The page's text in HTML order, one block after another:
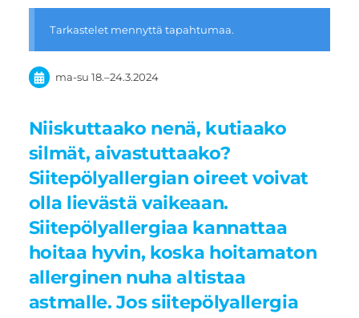
Tarkastelet mennyttä tapahtumaa.
ma-su 18.–24.3.2024
Niiskuttaako nenä, kutiaako
silmät, aivastuttaako?
Siitepölyallergian oireet voivat
olla lievästä vaikeaan.
Siitepölyallergiaa kannattaa
hoitaa hyvin, koska hoitamaton
allerginen nuha altistaa
astmalle. Jos siitepölyallergia